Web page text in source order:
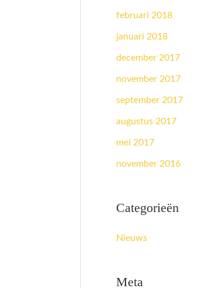
februari 2018
januari 2018
december 2017
november 2017
september 2017
augustus 2017
mei 2017
november 2016
Categorieën
Nieuws
Meta